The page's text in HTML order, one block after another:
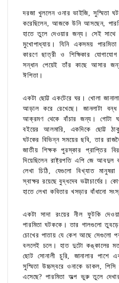
দরজা খুললেন ওনার ভাইজি, সুস্মিতা
করেছিলেন, আজকে উনি আসছেন,
হাতে তুলে দেওয়ার জন্য। সেই সাথে
মুখোপাধ্যায়। যিনি একসময়
কারণে ছাত্রী ও শিক্ষিকার
সন্ধান পেয়েই তাঁর কাছে আসার
ঈশিতা।
একটা ছোট্ট একটেরে ঘর। খোলা
আড়াল করে রেখেছে। জানলাটা
আক্রমণ থেকে বাঁচার জন্য। গোটা
বইয়ের আলমারি, একদিকে ছোট্ট
ঘটকের বিভিন্ন সময়ের ছবি, তার
জাতীয় শিক্ষক পুরস্কার প্রাপ্তির
দিয়েছিলেন রাষ্ট্রপতি এপি জে আবদুল
লেখা চিঠি, যেগুলো বিখ্যাত
স্বাক্ষর রয়েছে বুদ্ধদেব ভট্টাচার্যের।
হাতে লেখা কবিতার খসড়ার বাঁধানো
একটা সাদা রংয়ের নীল ফুটকি
পারমিতা ঘটককে। তার গালগুলো
চোখের পাতায় যে কেশ আছে সেগুলো
বললেই চলে। হাত দুটো কঙ্কালের
ছোট সোনালী চুরি, জানালার পাশে
সুস্মিতা উচ্চস্বরে ওনাকে ডাকল,
এসেছে? পারমিতা অল্প ভুরু তুলে